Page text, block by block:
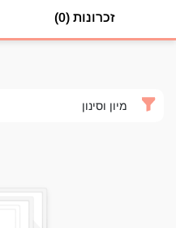
זכרונות (0)
מיון וסינון